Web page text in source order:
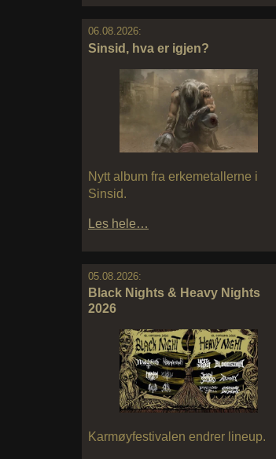
06.08.2026:
Sinsid, hva er igjen?
Nytt album fra erkemetallerne i
Sinsid.
Les hele…
05.08.2026:
Black Nights & Heavy Nights
2026
Karmøyfestivalen endrer lineup.